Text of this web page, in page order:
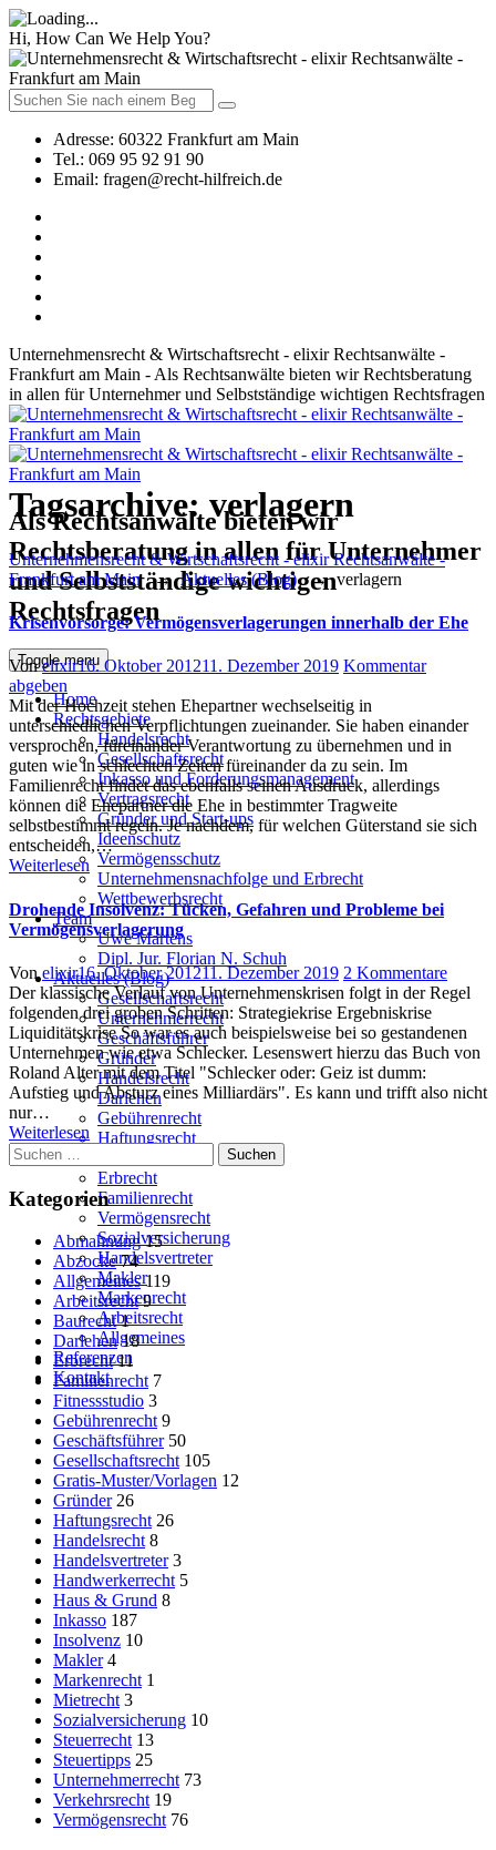
Hi, How Can We Help You?
Adresse: 60322 Frankfurt am Main
Tel.: 069 95 92 91 90
Email: fragen@recht-hilfreich.de
Unternehmensrecht & Wirtschaftsrecht - elixir Rechtsanwälte -
Frankfurt am Main - Als Rechtsanwälte bieten wir Rechtsberatung
in allen für Unternehmer und Selbstständige wichtigen Rechtsfragen
Als Rechtsanwälte bieten wir
Rechtsberatung in allen für Unternehmer
und Selbstständige wichtigen
Rechtsfragen
Toggle menu
Home
Rechtsgebiete
Handelsrecht
Gesellschaftsrecht
Inkasso und Forderungsmanagement
Vertragsrecht
Gründer und Start-ups
Ideenschutz
Vermögensschutz
Unternehmensnachfolge und Erbrecht
Wettbewerbsrecht
Team
Uwe Martens
Dipl. Jur. Florian N. Schuh
Aktuelles (Blog)
Gesellschaftsrecht
Unternehmerrecht
Geschäftsführer
Gründer
Handelsrecht
Darlehen
Gebührenrecht
Haftungsrecht
Erbrecht
Familienrecht
Vermögensrecht
Sozialversicherung
Handelsvertreter
Makler
Markenrecht
Arbeitsrecht
Allgemeines
Referenzen
Kontakt
Tagsarchive:verlagern
Unternehmensrecht & Wirtschaftsrecht - elixir Rechtsanwälte -
Frankfurt am Main →Aktuelles (Blog)→verlagern
Krisenvorsorge: Vermögensverlagerungen innerhalb der Ehe
Author
VonelixirPosted
16. Oktober 201211. Dezember 2019 Kommentar
abgeben
Mit der Hochzeit stehen Ehepartner wechselseitig in
unterschiedlichen Verpflichtungen zueinander. Sie haben einander
versprochen, füreinander Verantwortung zu übernehmen und in
guten wie in schlechten Zeiten füreinander da zu sein. Im
Familienrecht findet das ebenfalls seinen Ausdruck, allerdings
können die Ehepartner die Ehe in bestimmter Tragweite
selbstbestimmt regeln. Je nachdem, für welchen Güterstand sie sich
entscheiden,…
Weiterlesen
Drohende Insolvenz: Tücken, Gefahren und Probleme bei
Vermögensverlagerung
Author
VonelixirPosted
on
16. Oktober 201211. Dezember 2019 2 Kommentarezu
Der klassische Verlauf von Unternehmenskrisen folgt in der Regel
folgenden drei groben Schritten: Strategiekrise Ergebniskrise
Liquiditätskrise So war es auch beispielsweise bei so gestandenen
Unternehmen wie etwa Schlecker. Lesenswert hierzu das Buch von
Roland Alter mit dem Titel "Schlecker oder: Geiz ist dumm:
Aufstieg und Absturz eines Milliardärs". Es kann und trifft also nicht
nur…
Weiterlesen
Suchen
nach:
Kategorien
Abmahnung 15
Abzocke 74
Allgemeines 119
Arbeitsrecht 9
Baurecht 1
Darlehen 18
Erbrecht 11
Familienrecht 7
Fitnessstudio 3
Gebührenrecht 9
Geschäftsführer 50
Gesellschaftsrecht 105
Gratis-Muster/Vorlagen 12
Gründer 26
Haftungsrecht 26
Handelsrecht 8
Handelsvertreter 3
Handwerkerrecht 5
Haus & Grund 8
Inkasso 187
Insolvenz 10
Makler 4
Markenrecht 1
Mietrecht 3
Sozialversicherung 10
Steuerrecht 13
Steuertipps 25
Unternehmerrecht 73
Verkehrsrecht 19
Vermögensrecht 76